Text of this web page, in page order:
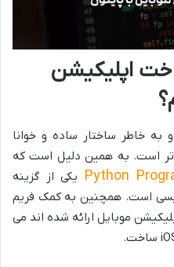
اپلیکیشن
خاطر ساختار ساده و خوانا
تر است. به همین دلیل است که
Python یکی از گزینه
است. همچنین به کمک فریم
موبایل ارائه شده اند می